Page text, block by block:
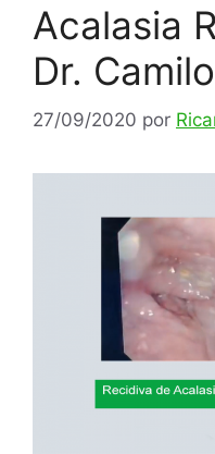
Acalasia
Dr.
27/09/2020 por